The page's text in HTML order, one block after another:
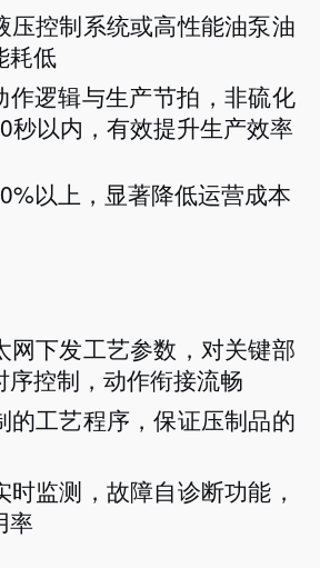
压控制系统或高性能油泵油
耗低
作逻辑与生产节拍，非硫化
秒以内，有效提升生产效率
以上，显著降低运营成本
网下发工艺参数，对关键部
序控制，动作衔接流畅
的工艺程序，保证压制品的
监测，故障自诊断功能，
率